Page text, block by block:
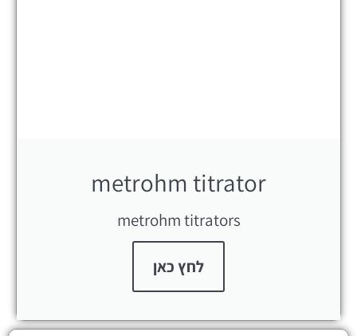
metrohm titrator
metrohm titrators
לחץ כאן